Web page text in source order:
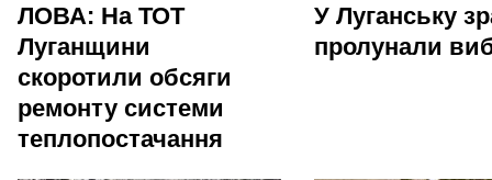
ЛОВА: На ТОТ
Луганщини
скоротили обсяги
ремонту системи
теплопостачання
У Луганську
пролунали